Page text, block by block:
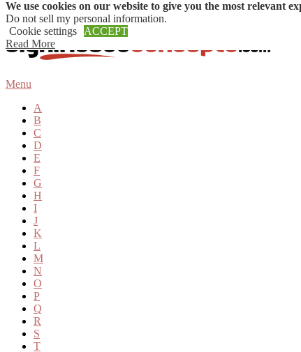
Skip to content
Menu
A
B
C
D
E
F
G
H
I
J
K
L
M
N
O
P
Q
R
S
T
We use cookies on our website to give you the most relevant
Do not sell my personal information.
Cookie settings
ACCEPT
Read More